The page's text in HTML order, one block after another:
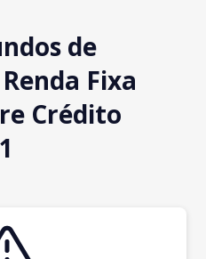
de
Fixa
Crédito